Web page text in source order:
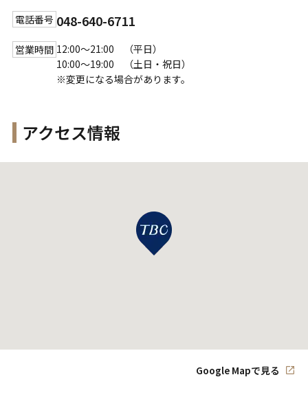
電話番号 048-640-6711
営業時間 12:00～21:00 （平日）
10:00～19:00 （土日・祝日）
※変更になる場合があります。
アクセス情報
Google Mapで見る